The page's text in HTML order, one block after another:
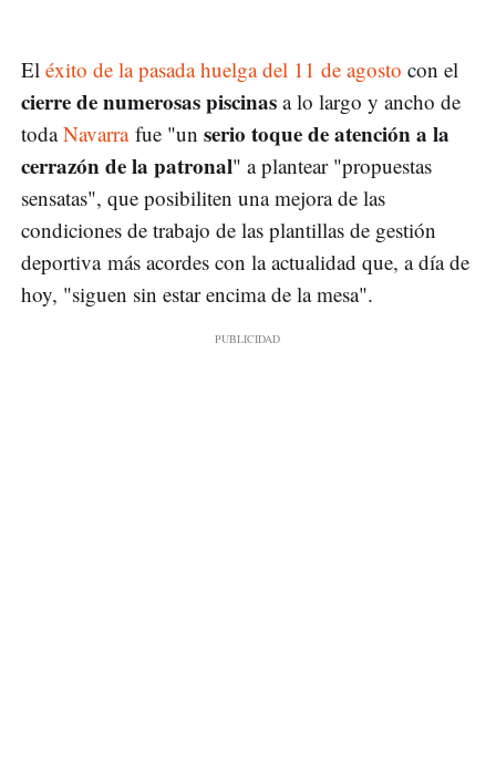
El éxito de la pasada huelga del 11 de agosto con el
cierre de numerosas piscinas a lo largo y ancho de
todaNavarrafue "un serio toque de atención a la
cerrazón de la patronal" a plantear "propuestas
sensatas", que posibiliten una mejora de las
condiciones de trabajo de las plantillas de gestión
deportiva más acordes con la actualidad que, a día de
hoy, "siguen sin estar encima de la mesa".